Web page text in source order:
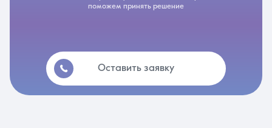
поможем принять решение
Оставить заявку